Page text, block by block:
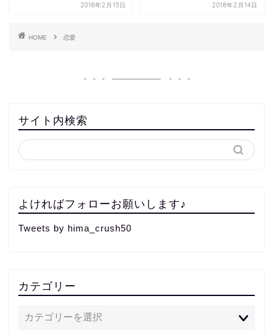
2018年2月15日 2018年2月14日
HOME 恋愛
サイト内検索
よければフォローお願いします♪
Tweets by hima_crush50
カテゴリー